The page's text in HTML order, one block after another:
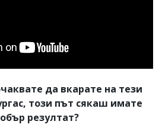
да вкарате на тези
този път сякаш имате
резултат?